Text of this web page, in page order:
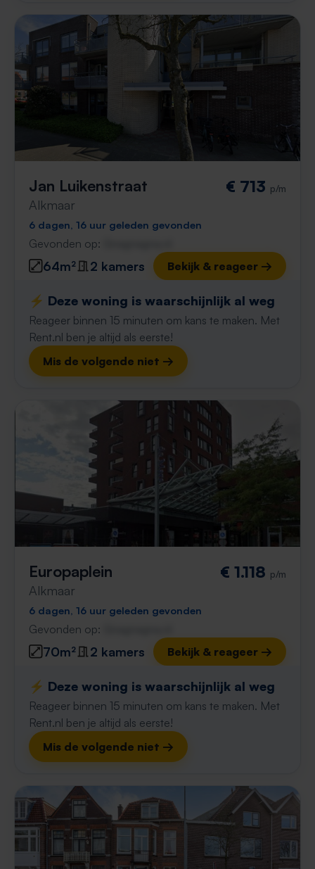
Jan Luikenstraat
Alkmaar
€ 713 p/m
6 dagen, 16 uur geleden gevonden
Gevonden op:
64m² 2 kamers Bekijk & reageer →
⚡️ Deze woning is waarschijnlijk al weg
Reageer binnen 15 minuten om kans te maken. Met
Rent.nl ben je altijd als eerste!
Mis de volgende niet →
Europaplein
Alkmaar
€ 1.118 p/m
6 dagen, 16 uur geleden gevonden
Gevonden op:
70m² 2 kamers Bekijk & reageer →
⚡️ Deze woning is waarschijnlijk al weg
Reageer binnen 15 minuten om kans te maken. Met
Rent.nl ben je altijd als eerste!
Mis de volgende niet →